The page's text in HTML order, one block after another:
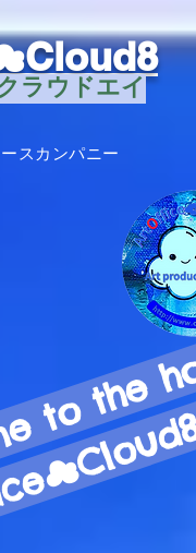
ラウドエイ
スカンパニー